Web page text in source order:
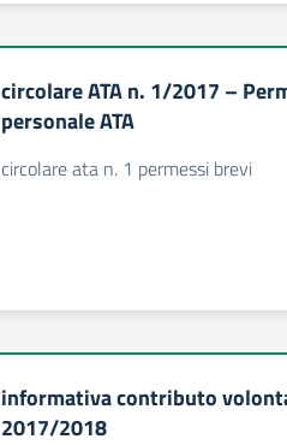
circolare ATA n. 1/2017 –
personale ATA
circolare ata n. 1 permessi brevi
informativa contributo
2017/2018